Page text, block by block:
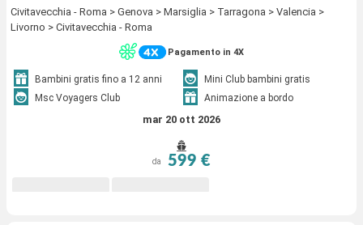
Civitavecchia - Roma > Genova > Marsiglia > Tarragona > Valencia >
Livorno > Civitavecchia - Roma
Pagamento in 4X
Bambini gratis fino a 12 anni
Mini Club bambini gratis
Msc Voyagers Club
Animazione a bordo
mar 20 ott 2026
da 599 €